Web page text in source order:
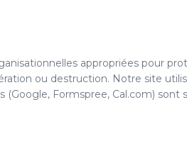
appropriées pour
ou destruction. Notre site
(Google, Formspree, Cal.com) sont